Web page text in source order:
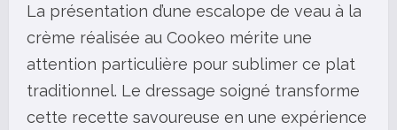
La présentation d’une escalope de veau à la
crème réalisée au Cookeo mérite une
attention particulière pour sublimer ce plat
traditionnel. Le dressage soigné transforme
cette recette savoureuse en une expérience